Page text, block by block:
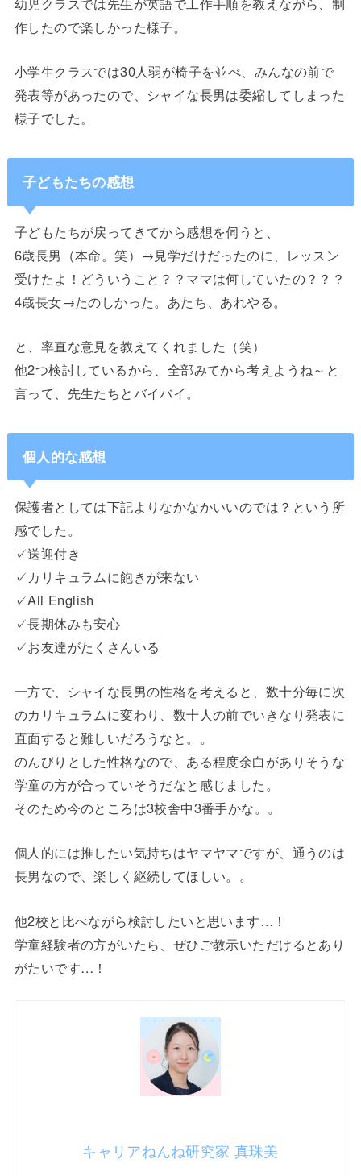
作したので楽しかった様子。
小学生クラスでは30人弱が椅子を並べ、みんなの前で
発表等があったので、シャイな長男は委縮してしまった
様子でした。
子どもたちの感想
子どもたちが戻ってきてから感想を伺うと、
6歳長男（本命。笑）→見学だけだったのに、レッスン
受けたよ！どういうこと？？ママは何していたの？？？
4歳長女→たのしかった。あたち、あれやる。
と、率直な意見を教えてくれました（笑）
他2つ検討しているから、全部みてから考えようね～と
言って、先生たちとバイバイ。
個人的な感想
保護者としては下記よりなかなかいいのでは？という所
感でした。
✓送迎付き
✓カリキュラムに飽きが来ない
✓All English
✓長期休みも安心
✓お友達がたくさんいる
一方で、シャイな長男の性格を考えると、数十分毎に次
のカリキュラムに変わり、数十人の前でいきなり発表に
直面すると難しいだろうなと。。
のんびりとした性格なので、ある程度余白がありそうな
学童の方が合っていそうだなと感じました。
そのため今のところは3校舎中3番手かな。。
個人的には推したい気持ちはヤマヤマですが、通うのは
長男なので、楽しく継続してほしい。。
他2校と比べながら検討したいと思います…！
学童経験者の方がいたら、ぜひご教示いただけるとあり
がたいです…！
キャリアねんね研究家 真珠美